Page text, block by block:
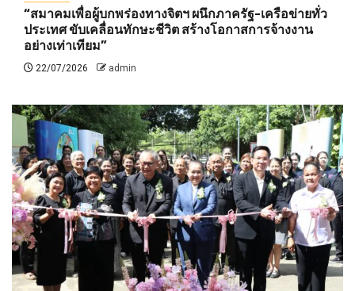
“สมาคมเพื่อผู้บกพร่องทางจิตฯ ผนึกภาครัฐ-เครือข่ายทั่ว
ประเทศ ขับเคลื่อนทักษะชีวิต สร้างโอกาสการจ้างงาน
อย่างเท่าเทียม”
22/07/2026 admin